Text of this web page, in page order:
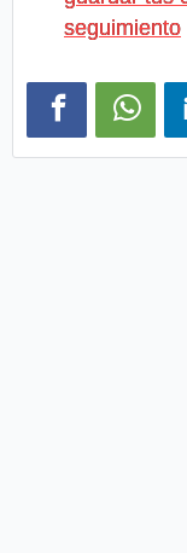
seguimiento